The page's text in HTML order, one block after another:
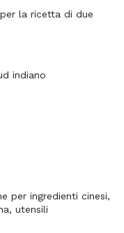
la ricetta di due
indiano
per ingredienti cinesi,
utensili